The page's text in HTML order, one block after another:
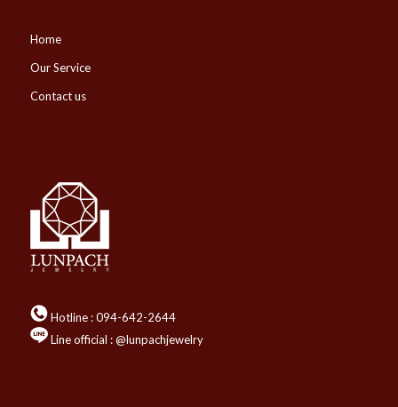
Home
Our Service
Contact us
Hotline :094-642-2644
Line official : @lunpachjewelry